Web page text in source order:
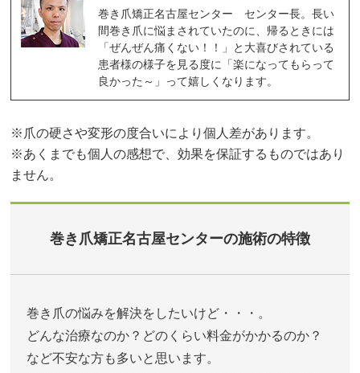
巻き爪矯正名古屋センター センター長。長い
間巻き爪に悩まされていたのに、帰るときには
「ぜんぜん痛くない！！」と大喜びされている
患者様の様子を見る度に「楽になってもらって
良かった～」って嬉しくなります。
※爪の硬さや変形の度合いにより個人差があります。
※あくまでも個人の感想で、効果を保証するものではあり
ません。
巻き爪矯正名古屋センターの施術の特徴
巻き爪の悩みを解決をしたいけど・・・。
どんな治療なのか？どのくらい料金がかかるのか？
など不安な方も多いと思います。